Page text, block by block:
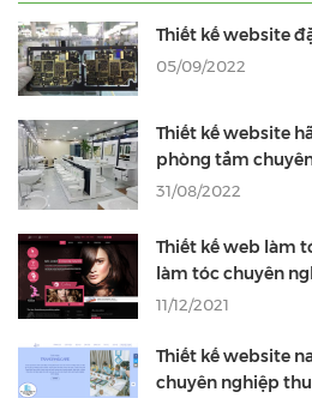
Thiết kế website
05/09/2022
Thiết kế website
phòng tắm
31/08/2022
Thiết kế web làm
làm tóc chuyên
11/12/2021
Thiết kế website
chuyên nghiệp